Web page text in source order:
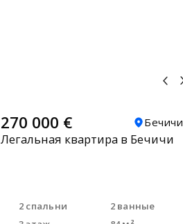
270 000 € Бечичи
Легальная квартира в Бечичи
2 спальни
2 ванные